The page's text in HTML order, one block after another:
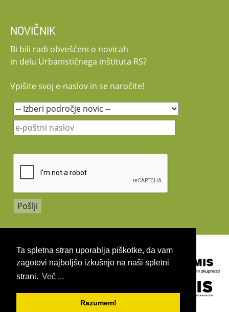
Ta spletna stran uporablja piškotke, da vam
zagotovi najboljšo izkušnjo na naši spletni
strani. Več ...
Razumem!
NOVIČNIK
Bi bili radi obveščeni o novicah
in delu Urbanističnega inštituta RS?
Vpišite svoj e-naslov in se naročite!